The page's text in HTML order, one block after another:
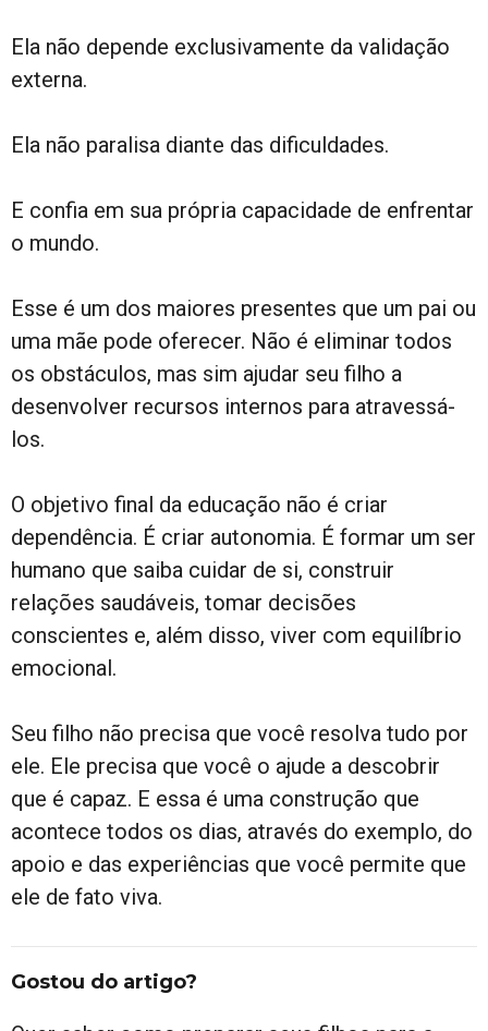
Ela não depende exclusivamente da validação
externa.
Ela não paralisa diante das dificuldades.
E confia em sua própria capacidade de enfrentar
o mundo.
Esse é um dos maiores presentes que um pai ou
uma mãe pode oferecer. Não é eliminar todos
os obstáculos, mas sim ajudar seu filho a
desenvolver recursos internos para atravessá-
los.
O objetivo final da educação não é criar
dependência. É criar autonomia. É formar um ser
humano que saiba cuidar de si, construir
relações saudáveis, tomar decisões
conscientes e, além disso, viver com equilíbrio
emocional.
Seu filho não precisa que você resolva tudo por
ele. Ele precisa que você o ajude a descobrir
que é capaz. E essa é uma construção que
acontece todos os dias, através do exemplo, do
apoio e das experiências que você permite que
ele de fato viva.
Gostou do artigo?